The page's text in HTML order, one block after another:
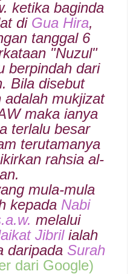
ketika baginda
di Gua Hira,
tanggal 6
"Nuzul"
berpindah dari
Bila disebut
adalah mukjizat
maka ianya
terlalu besar
terutamanya
rahsia al-
mula-mula
kepada Nabi
melalui
Jibrilialah
daripada Surah
dari Google)